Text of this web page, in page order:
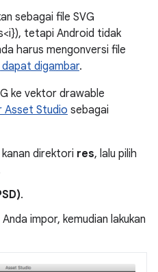
sebagai file SVG
tetapi Android tidak
harus mengonversi file
digambar.
ke vektor drawable
Asset Studio sebagai
kanan direktori res, lalu pilih
.
impor, kemudian lakukan